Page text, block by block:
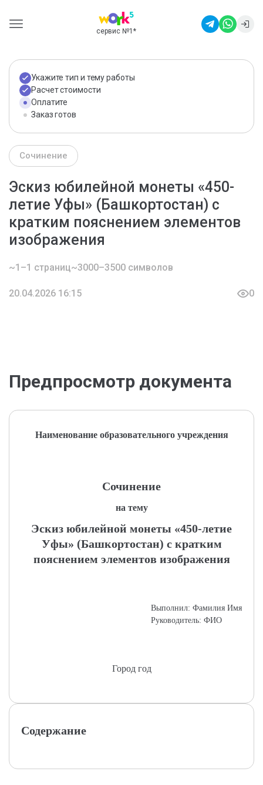
сервис №1 *
Укажите тип и тему работы
Расчет стоимости
Оплатите
Заказ готов
Сочинение
Эскиз юбилейной монеты «450-
летие Уфы» (Башкортостан) с
кратким пояснением элементов
изображения
~1–1 страниц~3000–3500 символов
20.04.2026 16:15 0
Предпросмотр документа
Наименование образовательного учреждения
Сочинение
на тему
Эскиз юбилейной монеты «450-летие
Уфы» (Башкортостан) с кратким
пояснением элементов изображения
Выполнил: Фамилия Имя
Руководитель: ФИО
Город год
Содержание